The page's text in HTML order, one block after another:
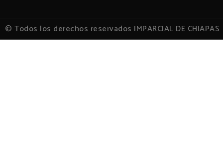
© Todos los derechos reservados IMPARCIAL DE CHIAPAS